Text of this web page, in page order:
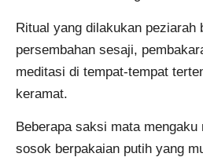
Ritual yang dilakukan peziarah
persembahan sesaji,
meditasi di tempat-tempat
keramat.
Beberapa saksi mata mengaku
sosok berpakaian putih yang